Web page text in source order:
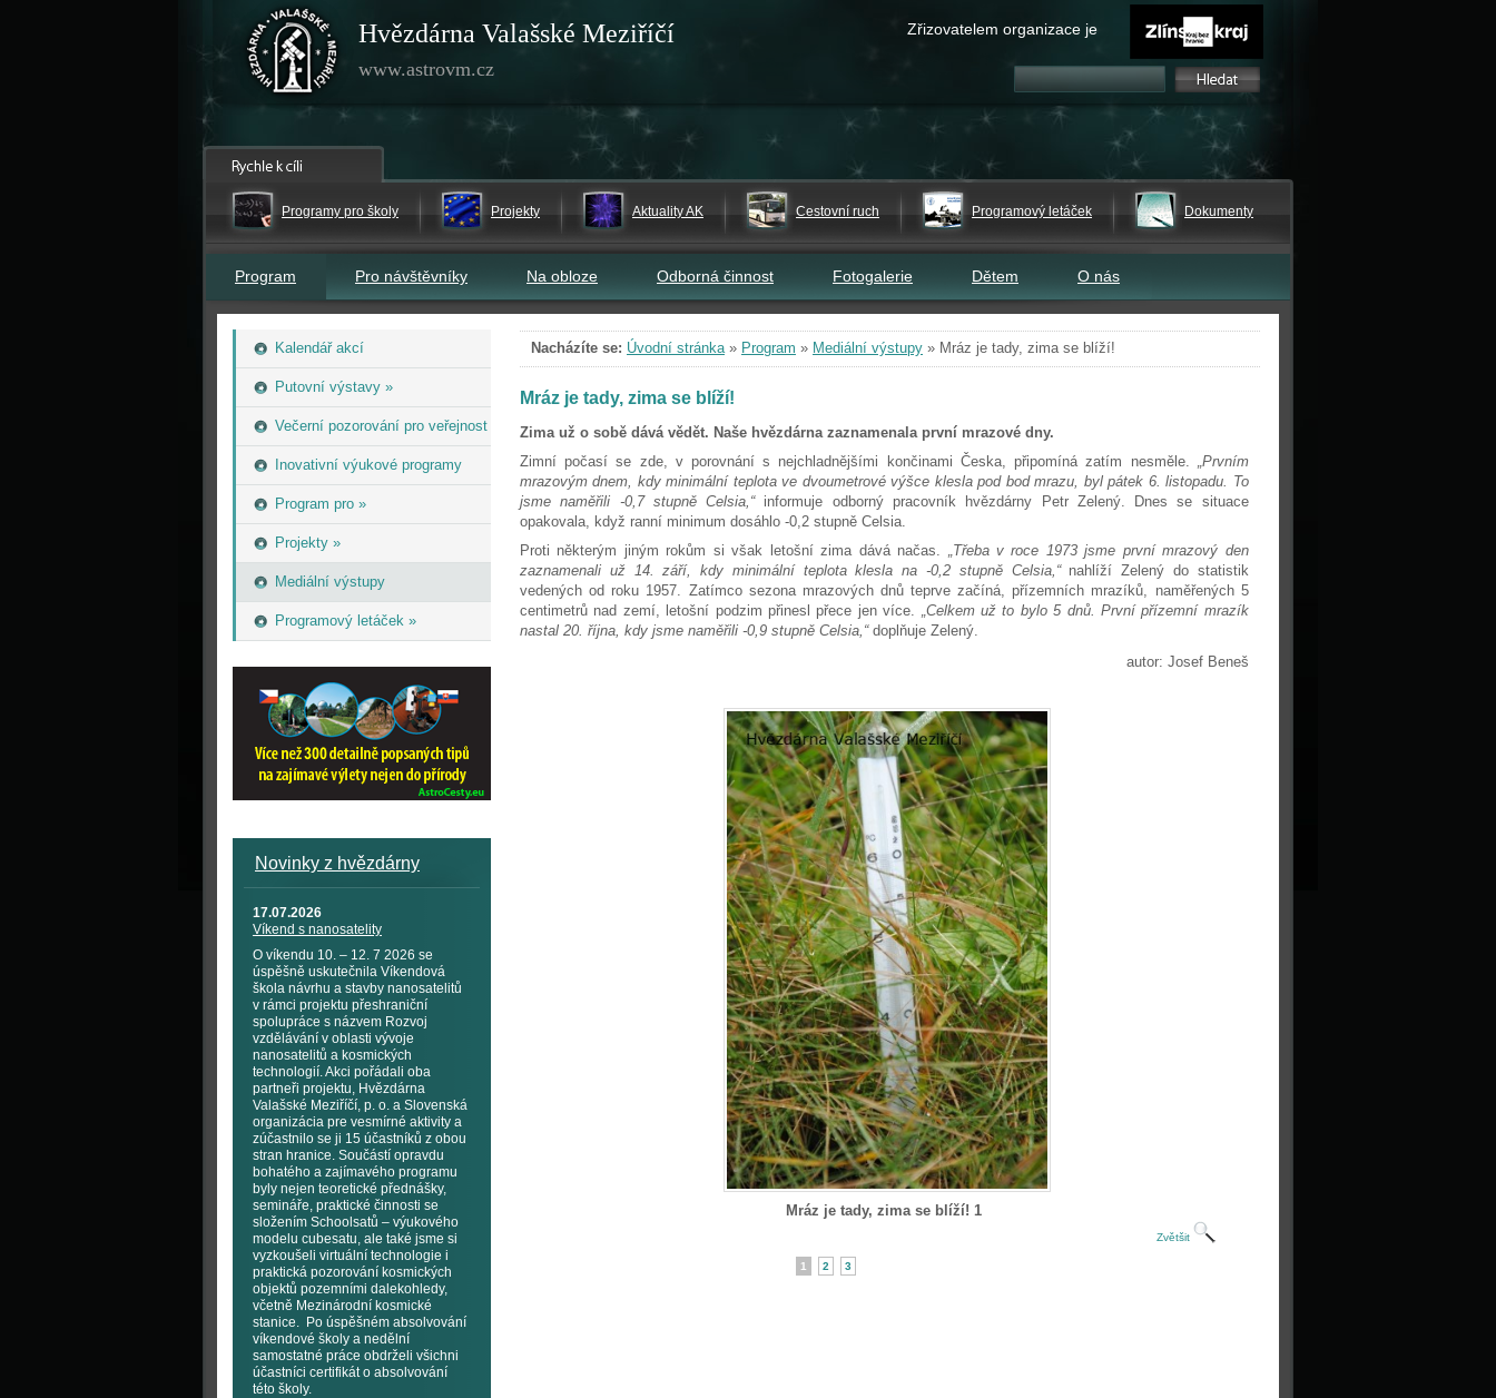
Hvězdárna Valašské Meziříčí
www.astrovm.cz
Zřizovatelem organizace je
Programy pro školy Projekty Aktuality AK Cestovní ruch Programový letáček Dokumenty
Program Pro návštěvníky Na obloze Odborná činnost Fotogalerie Dětem O nás
Kalendář akcí
Putovní výstavy »
Večerní pozorování pro veřejnost
Inovativní výukové programy
Program pro »
Projekty »
Mediální výstupy
Programový letáček »
Novinky z hvězdárny
17.07.2026
Víkend s nanosatelity
O víkendu 10. – 12. 7 2026 se
úspěšně uskutečnila Víkendová
škola návrhu a stavby nanosatelitů
v rámci projektu přeshraniční
spolupráce s názvem Rozvoj
vzdělávání v oblasti vývoje
nanosatelitů a kosmických
technologií. Akci pořádali oba
partneři projektu, Hvězdárna
Valašské Meziříčí, p. o. a Slovenská
organizácia pre vesmírné aktivity a
zúčastnilo se ji 15 účastníků z obou
stran hranice. Součástí opravdu
bohatého a zajímavého programu
byly nejen teoretické přednášky,
semináře, praktické činnosti se
složením Schoolsatů – výukového
modelu cubesatu, ale také jsme si
vyzkoušeli virtuální technologie i
praktická pozorování kosmických
objektů pozemními dalekohledy,
včetně Mezinárodní kosmické
stanice. Po úspěšném absolvování
víkendové školy a nedělní
samostatné práce obdrželi všichni
účastníci certifikát o absolvování
této školy.
Nacházíte se: Úvodní stránka» Program » Mediální výstupy » Mráz je tady, zima se blíží!
Mráz je tady, zima se blíží!
Zima už o sobě dává vědět. Naše hvězdárna zaznamenala první mrazové dny.
Zimní počasí se zde, v porovnání s nejchladnějšími končinami Česka, připomíná zatím nesměle. „Prvním
mrazovým dnem, kdy minimální teplota ve dvoumetrové výšce klesla pod bod mrazu, byl pátek 6. listopadu. To
jsme naměřili -0,7 stupně Celsia,“informuje odborný pracovník hvězdárny Petr Zelený. Dnes se situace
opakovala, když ranní minimum dosáhlo -0,2 stupně Celsia.
Proti některým jiným rokům si však letošní zima dává načas. „Třeba v roce 1973 jsme první mrazový den
zaznamenali už 14. září, kdy minimální teplota klesla na -0,2 stupně Celsia,“nahlíží Zelený do statistik
vedených od roku 1957. Zatímco sezona mrazových dnů teprve začíná, přízemních mrazíků, naměřených 5
centimetrů nad zemí, letošní podzim přinesl přece jen více. „Celkem už to bylo 5 dnů. První přízemní mrazík
nastal 20. října, kdy jsme naměřili -0,9 stupně Celsia,“doplňuje Zelený.
autor: Josef Beneš
Mráz je tady, zima se blíží! 1
Zvětšit
1 2 3